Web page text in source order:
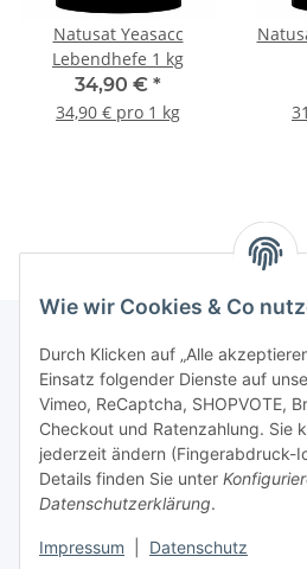
Wie wir Cookies & Co
Durch Klicken auf „Alle
Einsatz folgender Dienste auf
Vimeo, ReCaptcha, SHOPVOTE,
Checkout und Ratenzahlung. Sie
jederzeit ändern (Fingerabdruck-
Details finden Sie unter
Datenschutzerklärung.
Impressum Datenschutz
Natusat Yeasacc
Lebendhefe 1 kg
34,90 € *
34,90 € pro 1 kg
Informationen
Gesetzliche Informationen
Bestellvorgang